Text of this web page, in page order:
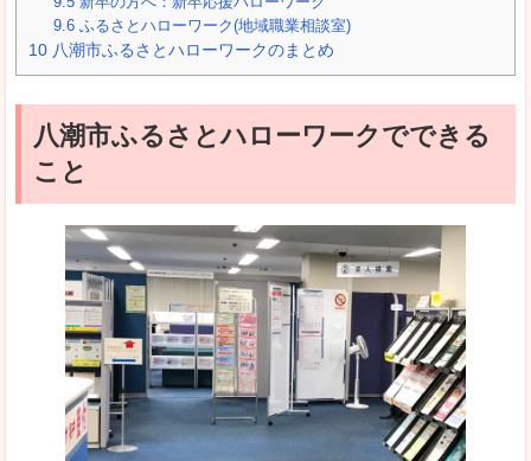
9.6 ふるさとハローワーク(地域職業相談室)
10 八潮市ふるさとハローワークのまとめ
八潮市ふるさとハローワークでできる
こと